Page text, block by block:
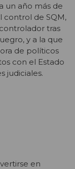
un año más de
control de SQM,
tras
y a la que
de políticos
con el Estado
judiciales.
en